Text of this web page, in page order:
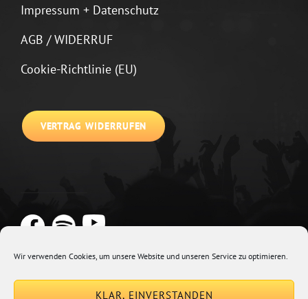
Wir verwenden Cookies, um unsere Website und unseren Service zu optimieren.
KLAR, EINVERSTANDEN
Impressum + Datenschutz
AGB / WIDERRUF
Cookie-Richtlinie (EU)
VERTRAG WIDERRUFEN